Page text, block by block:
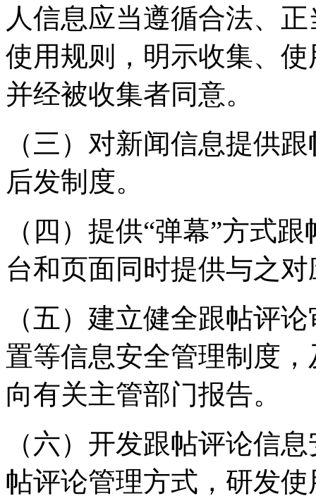
人信息应当遵循合法、
使用规则，明示收集、
并经被收集者同意。
（三）对新闻信息提供
后发制度。
（四）提供“弹幕”方式
台和页面同时提供与之
（五）建立健全跟帖评
置等信息安全管理制度
向有关主管部门报告。
（六）开发跟帖评论信
帖评论管理方式，研发